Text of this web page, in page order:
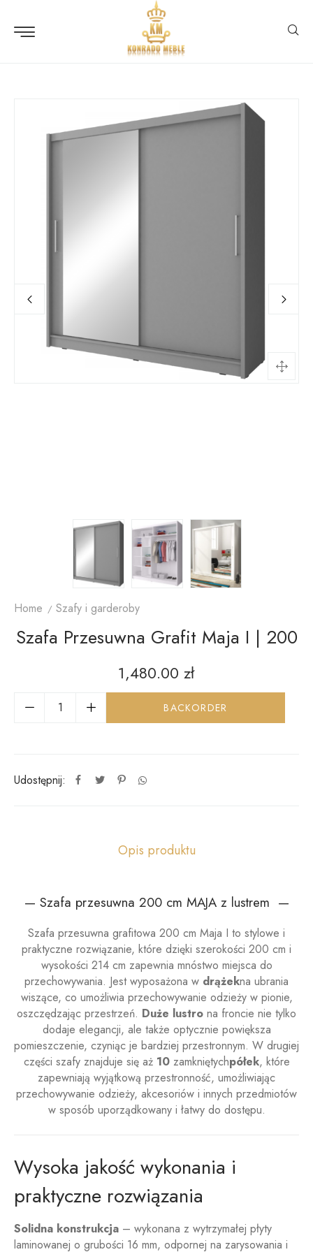
Home Szafy i garderoby
Szafa Przesuwna Grafit Maja I | 200
1,480.00 zł
BACKORDER
Udostępnij:
Opis produktu
— Szafa przesuwna 200 cm MAJA z lustrem —
Szafa przesuwna grafitowa 200 cm Maja I to stylowe i
praktyczne rozwiązanie, które dzięki szerokości 200 cm i
wysokości 214 cm zapewnia mnóstwo miejsca do
przechowywania. Jest wyposażona w drążekna ubrania
wiszące, co umożliwia przechowywanie odzieży w pionie,
oszczędzając przestrzeń. Duże lustro na froncie nie tylko
dodaje elegancji, ale także optycznie powiększa
pomieszczenie, czyniąc je bardziej przestronnym. W drugiej
części szafy znajduje się aż 10zamkniętychpółek, które
zapewniają wyjątkową przestronność, umożliwiając
przechowywanie odzieży, akcesoriów i innych przedmiotów
w sposób uporządkowany i łatwy do dostępu.
Wysoka jakość wykonania i
praktyczne rozwiązania
Solidna konstrukcja – wykonana z wytrzymałej płyty
laminowanej o grubości 16 mm, odpornej na zarysowania i